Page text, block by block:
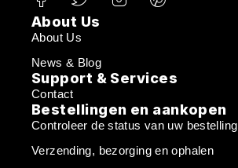
About Us
About Us
News & Blog
Support & Services
Contact
Bestellingen en aankopen
Controleer de status van uw bestelling
Verzending, bezorging en ophalen